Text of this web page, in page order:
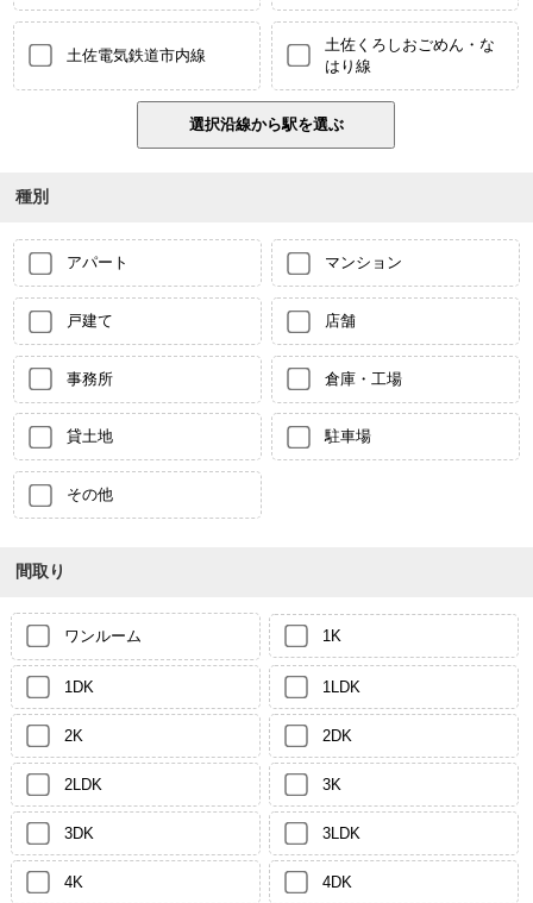
土佐電気鉄道市内線
土佐くろしおごめん・な
はり線
種別
アパート マンション
戸建て 店舗
事務所 倉庫・工場
貸土地 駐車場
その他
間取り
ワンルーム 1K
1DK 1LDK
2K 2DK
2LDK 3K
3DK 3LDK
4K 4DK